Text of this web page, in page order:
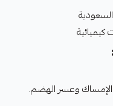
الإمساك وعسر الهضم.